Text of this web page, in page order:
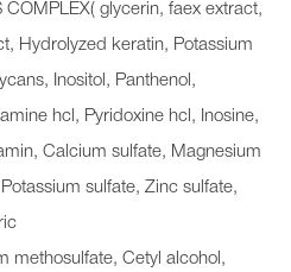
COMPLEX( glycerin, faex extract,
Hydrolyzed keratin, Potassium
Inositol, Panthenol,
hcl, Pyridoxine hcl, Inosine,
Calcium sulfate, Magnesium
sulfate, Zinc sulfate,
methosulfate, Cetyl alcohol,